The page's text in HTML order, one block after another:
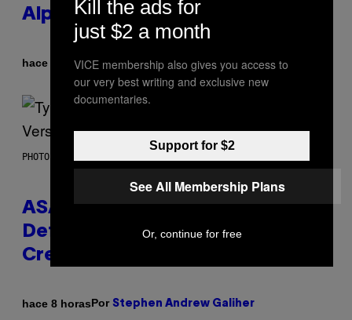
Alpha Melody
hace 6 horasPorLauren Boisvert
PHOTO BY MONICA SCHIPPER/GETTY IMAGES
ASAP Rocky Seemingly Gives
Definitive Answer on Tyler, The
Creator’s Sexuality
hace 8 horasPor Stephen Andrew Galiher
Kill the ads for
just $2 a month
VICE membership also gives you access to
our very best writing and exclusive new
documentaries.
Support for $2
See All Membership Plans
Or, continue for free